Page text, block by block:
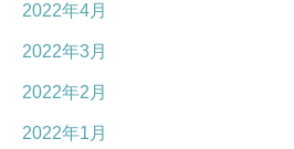
2022年4月
2022年3月
2022年2月
2022年1月